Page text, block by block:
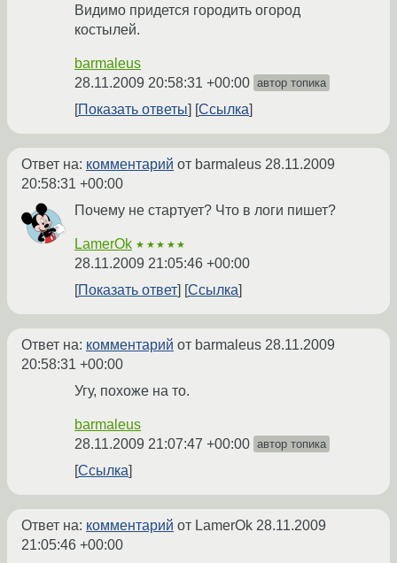
Видимо придется городить огород
костылей.
barmaleus
28.11.2009 20:58:31 +00:00 автор топика
Показать ответы Ссылка
Ответ на: комментарий от barmaleus 28.11.2009
20:58:31 +00:00
Почему не стартует? Что в логи пишет?
LamerOk ★★★★★
28.11.2009 21:05:46 +00:00
Показать ответ
Ссылка
Ответ на: комментарий от barmaleus 28.11.2009
20:58:31 +00:00
Угу, похоже на то.
barmaleus
28.11.2009 21:07:47 +00:00 автор топика
Ссылка
Ответ на: комментарий от LamerOk 28.11.2009
21:05:46 +00:00